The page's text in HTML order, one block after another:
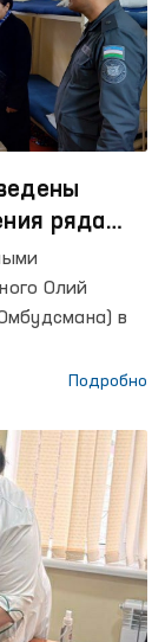
ряда
Олий
в
областей, а
с
В них
Подробно